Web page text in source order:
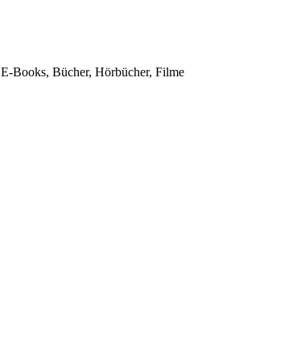
E-Books, Bücher, Hörbücher, Filme